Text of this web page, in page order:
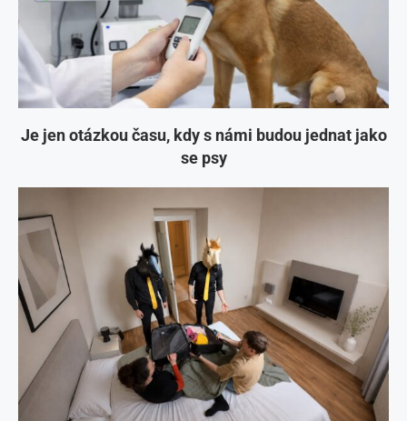
Je jen otázkou času, kdy s námi budou jednat jako
se psy